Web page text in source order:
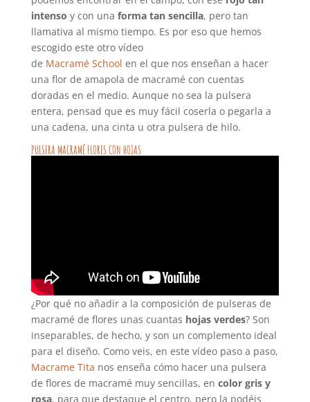
intenso y con una forma tan sencilla, pero tan
llamativa al mismo tiempo. Es por eso que hemos
escogido este otro vídeo
de Macramé School en el que nos enseñan a hacer
una flor de amapola de macramé con cuentas
doradas en el medio. Aunque no sea la pulsera
entera, pensad que es muy fácil coserla o pegarla a
una cadena, una cinta u otra pulsera de hilo.
PULSERA MACRAMÉ FLORES CON HOJAS
¿Por qué no añadir a la composición de pulseras de
macramé de flores unas cuantas hojas verdes? Son
inseparables, de hecho, y son un complemento ideal
para el diseño. Como veis, en este vídeo paso a paso,
Macrame Tita nos enseña cómo hacer una pulsera
de flores de macramé muy sencillas, en color gris y
rosa, para que destaque el centro, pero la podéis